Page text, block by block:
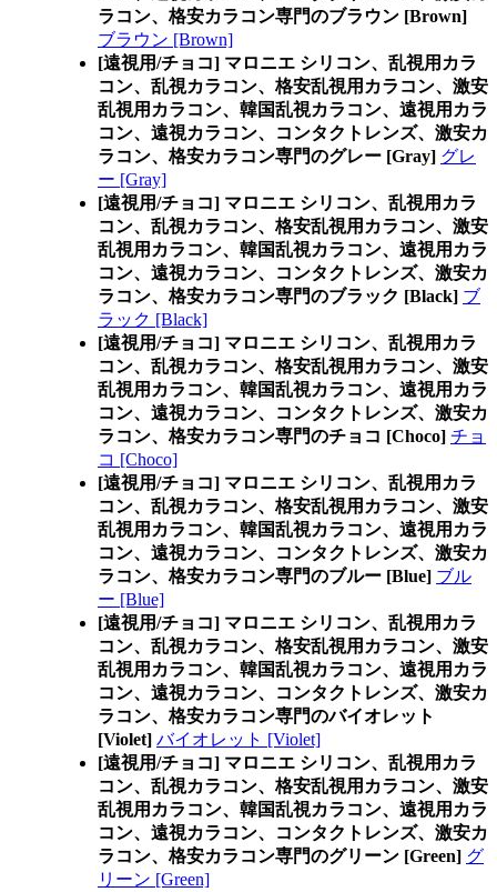
ラコン、格安カラコン専門のブラウン [Brown]
ブラウン [Brown]
[遠視用/チョコ] マロニエ シリコン、乱視用カラ
コン、乱視カラコン、格安乱視用カラコン、激安
乱視用カラコン、韓国乱視カラコン、遠視用カラ
コン、遠視カラコン、コンタクトレンズ、激安カ
ラコン、格安カラコン専門のグレー [Gray] グレ
ー [Gray]
[遠視用/チョコ] マロニエ シリコン、乱視用カラ
コン、乱視カラコン、格安乱視用カラコン、激安
乱視用カラコン、韓国乱視カラコン、遠視用カラ
コン、遠視カラコン、コンタクトレンズ、激安カ
ラコン、格安カラコン専門のブラック [Black] ブ
ラック [Black]
[遠視用/チョコ] マロニエ シリコン、乱視用カラ
コン、乱視カラコン、格安乱視用カラコン、激安
乱視用カラコン、韓国乱視カラコン、遠視用カラ
コン、遠視カラコン、コンタクトレンズ、激安カ
ラコン、格安カラコン専門のチョコ [Choco] チョ
コ [Choco]
[遠視用/チョコ] マロニエ シリコン、乱視用カラ
コン、乱視カラコン、格安乱視用カラコン、激安
乱視用カラコン、韓国乱視カラコン、遠視用カラ
コン、遠視カラコン、コンタクトレンズ、激安カ
ラコン、格安カラコン専門のブルー [Blue] ブル
ー [Blue]
[遠視用/チョコ] マロニエ シリコン、乱視用カラ
コン、乱視カラコン、格安乱視用カラコン、激安
乱視用カラコン、韓国乱視カラコン、遠視用カラ
コン、遠視カラコン、コンタクトレンズ、激安カ
ラコン、格安カラコン専門のバイオレット
[Violet] バイオレット [Violet]
[遠視用/チョコ] マロニエ シリコン、乱視用カラ
コン、乱視カラコン、格安乱視用カラコン、激安
乱視用カラコン、韓国乱視カラコン、遠視用カラ
コン、遠視カラコン、コンタクトレンズ、激安カ
ラコン、格安カラコン専門のグリーン [Green] グ
リーン [Green]